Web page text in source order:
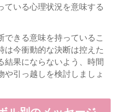
ている心理状況を意味する
できる意味を持っているこ
は今衝動的な決断は控えた
結果にならないよう、時間
や引っ越しを検討しましょ